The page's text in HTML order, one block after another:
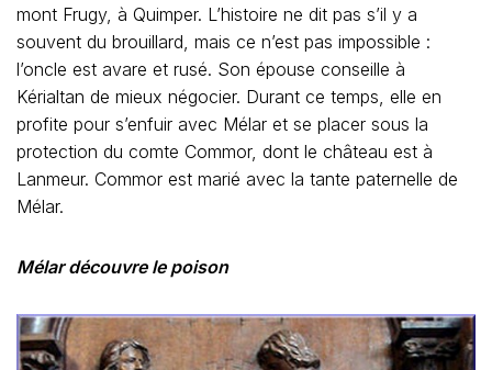
mont Frugy, à Quimper. L’histoire ne dit pas s’il y a
souvent du brouillard, mais ce n’est pas impossible :
l’oncle est avare et rusé. Son épouse conseille à
Kérialtan de mieux négocier. Durant ce temps, elle en
profite pour s’enfuir avec Mélar et se placer sous la
protection du comte Commor, dont le château est à
Lanmeur. Commor est marié avec la tante paternelle de
Mélar.
Mélar découvre le poison